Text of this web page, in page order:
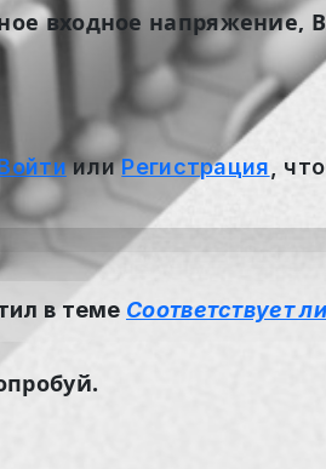
входное напряжение,
илиРегистрация ,
в теме Соответствует